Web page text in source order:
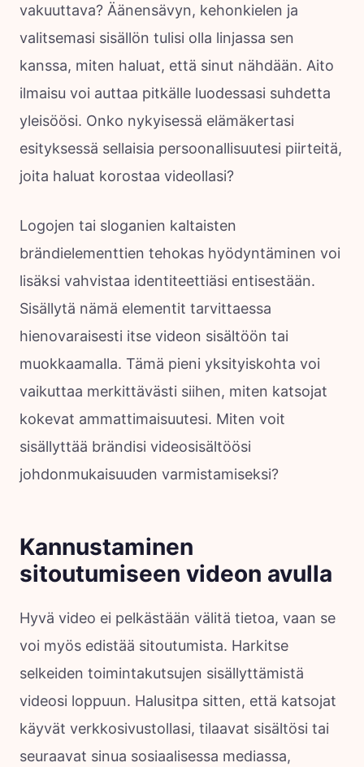
vakuuttava? Äänensävyn, kehonkielen ja
valitsemasi sisällön tulisi olla linjassa sen
kanssa, miten haluat, että sinut nähdään. Aito
ilmaisu voi auttaa pitkälle luodessasi suhdetta
yleisöösi. Onko nykyisessä elämäkertasi
esityksessä sellaisia persoonallisuutesi piirteitä,
joita haluat korostaa videollasi?
Logojen tai sloganien kaltaisten
brändielementtien tehokas hyödyntäminen voi
lisäksi vahvistaa identiteettiäsi entisestään.
Sisällytä nämä elementit tarvittaessa
hienovaraisesti itse videon sisältöön tai
muokkaamalla. Tämä pieni yksityiskohta voi
vaikuttaa merkittävästi siihen, miten katsojat
kokevat ammattimaisuutesi. Miten voit
sisällyttää brändisi videosisältöösi
johdonmukaisuuden varmistamiseksi?
Kannustaminen
sitoutumiseen videon avulla
Hyvä video ei pelkästään välitä tietoa, vaan se
voi myös edistää sitoutumista. Harkitse
selkeiden toimintakutsujen sisällyttämistä
videosi loppuun. Halusitpa sitten, että katsojat
käyvät verkkosivustollasi, tilaavat sisältösi tai
seuraavat sinua sosiaalisessa mediassa,